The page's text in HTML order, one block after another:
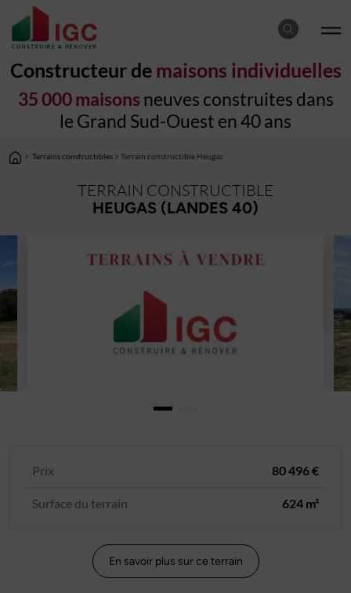
Constructeur de maisons individuelles
35 000 maisons neuves construites dans
le Grand Sud-Ouest en 40 ans
> Terrains constructibles > Terrain constructible Heugas
TERRAIN CONSTRUCTIBLE
HEUGAS (LANDES 40)
Prix 80 496 €
Surface du terrain 624 m²
En savoir plus sur ce terrain